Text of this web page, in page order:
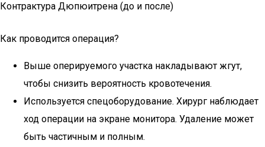
Контрактура Дюпюитрена (до и после)
Как проводится операция?
Выше оперируемого участка накладывают жгут,
чтобы снизить вероятность кровотечения.
Используется спецоборудование. Хирург наблюдает
ход операции на экране монитора. Удаление может
быть частичным и полным.